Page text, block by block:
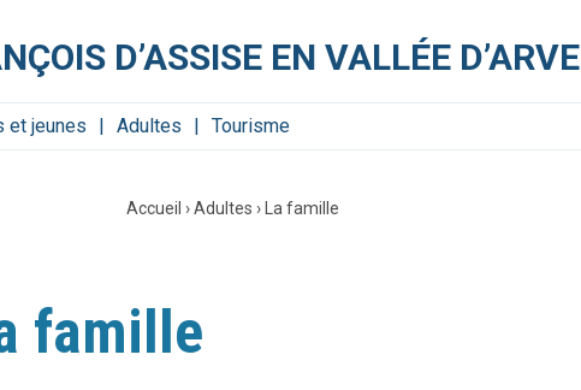
D’ASSISE EN VALLÉE D’ARVE
et jeunes Adultes Tourisme
Accueil ›Adultes › La famille
famille